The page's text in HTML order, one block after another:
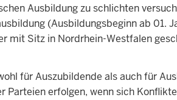
Ausbildung zu schlichten
(Ausbildungsbeginn ab 01.
mit Sitz in Nordrhein-Westfalen
für Auszubildende als auch für
Parteien erfolgen, wenn sich